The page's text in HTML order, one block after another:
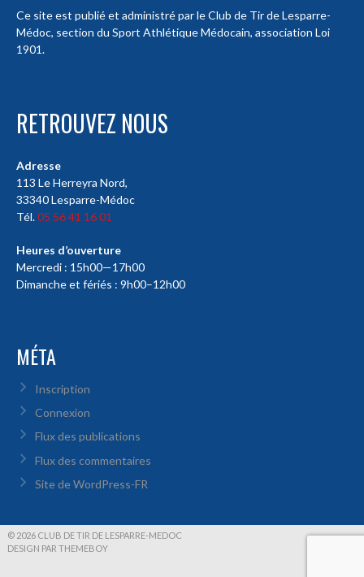
Ce site est publié et administré par le Club de Tir de Lesparre-
Médoc, section du Sport Athlétique Médocain, association Loi
1901.
RETROUVEZ NOUS
Adresse
113 Le Herreyra Nord,
33340 Lesparre-Médoc
Tél.05 56 41 16 01
Heures d’ouverture
Mercredi : 15h00—17h00
Dimanche et fériés : 9h00–12h00
MÉTA
Inscription
Connexion
Flux des publications
Flux des commentaires
Site de WordPress-FR
© 2026 CLUB DE TIR DE LESPARRE-MEDOC
DESIGN PAR THEMEBOY